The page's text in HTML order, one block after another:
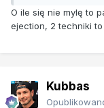
O ile się nie mylę to
ejection, 2 techniki
Kubbas